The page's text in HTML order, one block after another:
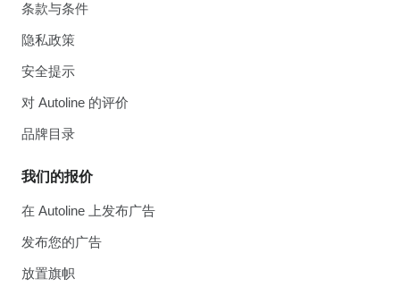
条款与条件
隐私政策
安全提示
对 Autoline 的评价
品牌目录
我们的报价
在 Autoline 上发布广告
发布您的广告
放置旗帜